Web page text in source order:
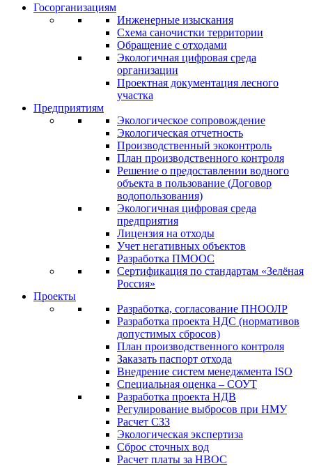
Госорганизациям
Инженерные изыскания
Схема саночистки территории
Обращение с отходами
Экологичная цифровая среда
организации
Проектная документация лесного
участка
Предприятиям
Экологическое сопровождение
Экологическая отчетность
Производственный экоконтроль
План производственного контроля
Решение о предоставлении водного
объекта в пользование (Договор
водопользования)
Экологичная цифровая среда
предприятия
Лицензия на отходы
Учет негативных объектов
Разработка ПМООС
Сертификация по стандартам «Зелёная
Россия»
Проекты
Разработка, согласование ПНООЛР
Разработка проекта НДС (нормативов
допустимых сбросов)
План производственного контроля
Заказать паспорт отхода
Внедрение систем менеджмента ISO
Специальная оценка – СОУТ
Разработка проекта НДВ
Регулирование выбросов при НМУ
Расчет СЗЗ
Экологическая экспертиза
Сброс сточных вод
Расчет платы за НВОС